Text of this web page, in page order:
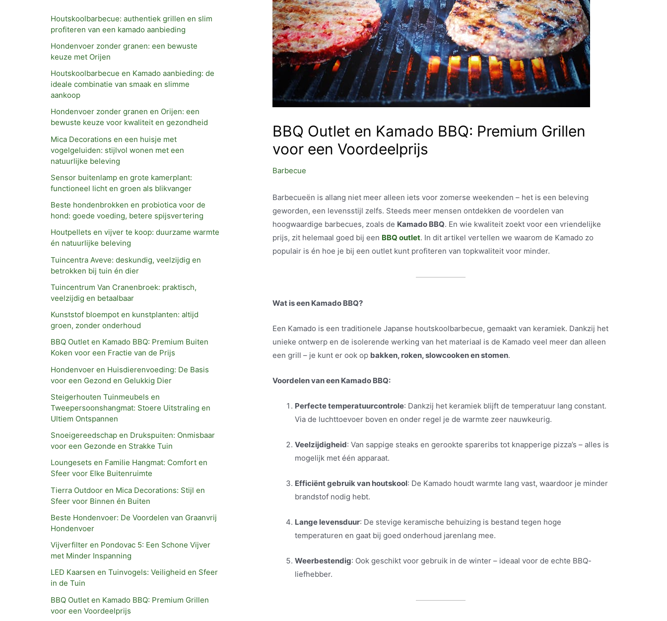
o
r
:
Houtskoolbarbecue: authentiek grillen en slim
profiteren van een kamado aanbieding
Hondenvoer zonder granen: een bewuste
keuze met Orijen
Houtskoolbarbecue en Kamado aanbieding: de
ideale combinatie van smaak en slimme
aankoop
Hondenvoer zonder granen en Orijen: een
bewuste keuze voor kwaliteit en gezondheid
Mica Decorations en een huisje met
vogelgeluiden: stijlvol wonen met een
natuurlijke beleving
Sensor buitenlamp en grote kamerplant:
functioneel licht en groen als blikvanger
Beste hondenbrokken en probiotica voor de
hond: goede voeding, betere spijsvertering
Houtpellets en vijver te koop: duurzame warmte
én natuurlijke beleving
Tuincentra Aveve: deskundig, veelzijdig en
betrokken bij tuin én dier
Tuincentrum Van Cranenbroek: praktisch,
veelzijdig en betaalbaar
Kunststof bloempot en kunstplanten: altijd
groen, zonder onderhoud
BBQ Outlet en Kamado BBQ: Premium Buiten
Koken voor een Fractie van de Prijs
Hondenvoer en Huisdierenvoeding: De Basis
voor een Gezond en Gelukkig Dier
Steigerhouten Tuinmeubels en
Tweepersoonshangmat: Stoere Uitstraling en
Ultiem Ontspannen
Snoeigereedschap en Drukspuiten: Onmisbaar
voor een Gezonde en Strakke Tuin
Loungesets en Familie Hangmat: Comfort en
Sfeer voor Elke Buitenruimte
Tierra Outdoor en Mica Decorations: Stijl en
Sfeer voor Binnen én Buiten
Beste Hondenvoer: De Voordelen van Graanvrij
Hondenvoer
Vijverfilter en Pondovac 5: Een Schone Vijver
met Minder Inspanning
LED Kaarsen en Tuinvogels: Veiligheid en Sfeer
in de Tuin
BBQ Outlet en Kamado BBQ: Premium Grillen
voor een Voordeelprijs
BBQ Outlet en Kamado BBQ: Premium Grillen
voor een Voordeelprijs
Barbecue
Barbecueën is allang niet meer alleen iets voor zomerse weekenden – het is een beleving
geworden, een levensstijl zelfs. Steeds meer mensen ontdekken de voordelen van
hoogwaardige barbecues, zoals de Kamado BBQ. En wie kwaliteit zoekt voor een vriendelijke
prijs, zit helemaal goed bij een BBQ outlet. In dit artikel vertellen we waarom de Kamado zo
populair is én hoe je bij een outlet kunt profiteren van topkwaliteit voor minder.
Wat is een Kamado BBQ?
Een Kamado is een traditionele Japanse houtskoolbarbecue, gemaakt van keramiek. Dankzij het
unieke ontwerp en de isolerende werking van het materiaal is de Kamado veel meer dan alleen
een grill – je kunt er ook op bakken, roken, slowcooken en stomen.
Voordelen van een Kamado BBQ:
Perfecte temperatuurcontrole: Dankzij het keramiek blijft de temperatuur lang constant.
Via de luchttoevoer boven en onder regel je de warmte zeer nauwkeurig.
Veelzijdigheid: Van sappige steaks en gerookte spareribs tot knapperige pizza’s – alles is
mogelijk met één apparaat.
Efficiënt gebruik van houtskool: De Kamado houdt warmte lang vast, waardoor je minder
brandstof nodig hebt.
Lange levensduur: De stevige keramische behuizing is bestand tegen hoge
temperaturen en gaat bij goed onderhoud jarenlang mee.
Weerbestendig: Ook geschikt voor gebruik in de winter – ideaal voor de echte BBQ-
liefhebber.